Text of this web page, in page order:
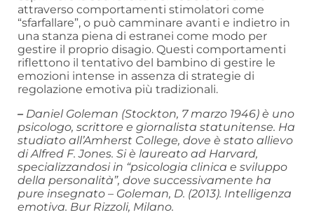
attraverso comportamenti stimolatori come
“sfarfallare”, o può camminare avanti e indietro in
una stanza piena di estranei come modo per
gestire il proprio disagio. Questi comportamenti
riflettono il tentativo del bambino di gestire le
emozioni intense in assenza di strategie di
regolazione emotiva più tradizionali.
– Daniel Goleman (Stockton, 7 marzo 1946) è uno
psicologo, scrittore e giornalista statunitense. Ha
studiato all’Amherst College, dove è stato allievo
di Alfred F. Jones. Si è laureato ad Harvard,
specializzandosi in “psicologia clinica e sviluppo
della personalità”, dove successivamente ha
pure insegnato – Goleman, D. (2013). Intelligenza
emotiva. Bur Rizzoli, Milano.